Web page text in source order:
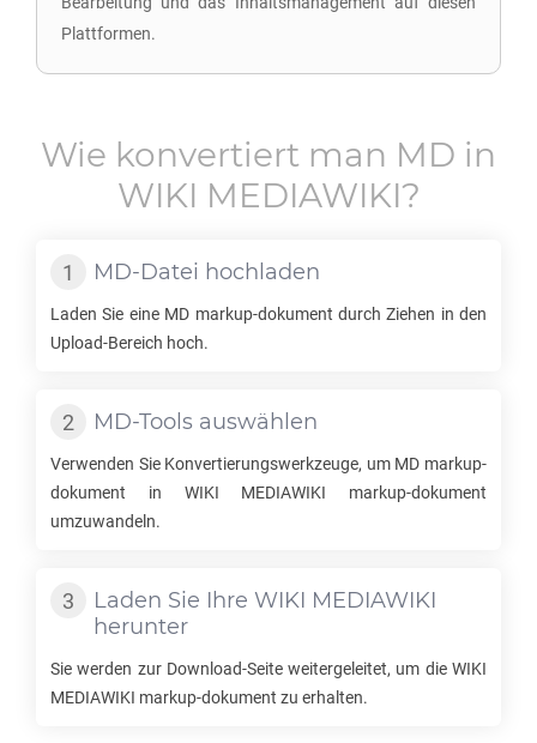
Plattformen.
Wie konvertiert man MD in
WIKI MEDIAWIKI?
MD-Datei hochladen
Laden Sie eine MD markup-dokument durch Ziehen in den
Upload-Bereich hoch.
MD-Tools auswählen
Verwenden Sie Konvertierungswerkzeuge, um MD markup-
dokument in WIKI MEDIAWIKI markup-dokument
umzuwandeln.
Laden Sie Ihre WIKI MEDIAWIKI
herunter
Sie werden zur Download-Seite weitergeleitet, um die WIKI
MEDIAWIKI markup-dokument zu erhalten.